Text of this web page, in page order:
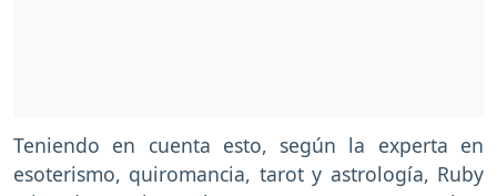
Teniendo en cuenta esto, según la experta en
esoterismo, quiromancia, tarot y astrología, Ruby